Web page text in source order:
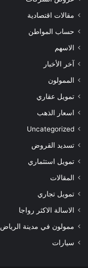
مقالات اقتصادية
حساب المواطن
الاسهم
آخر الأخبار
الممولون
تمويل عقاري
اسعار الذهب
Uncategorized
تسديد القروض
تمويل استثماري
المقالات
تمويل تجاري
الاسالة الاكثر رواجا
ممولون في مدينة الرياض
سيارات